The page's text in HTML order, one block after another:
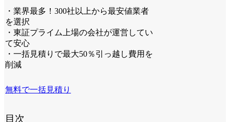
・業界最多！300社以上から最安値業者
を選択
・東証プライム上場の会社が運営してい
て安心
・一括見積りで最大50％引っ越し費用を
削減
無料で一括見積り
目次